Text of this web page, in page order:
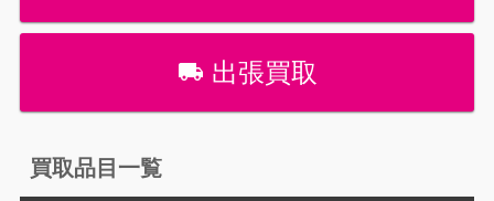
出張買取
買取品目一覧